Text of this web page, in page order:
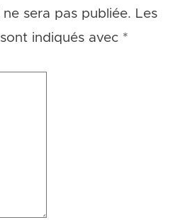
sera pas publiée. Les
indiqués avec *